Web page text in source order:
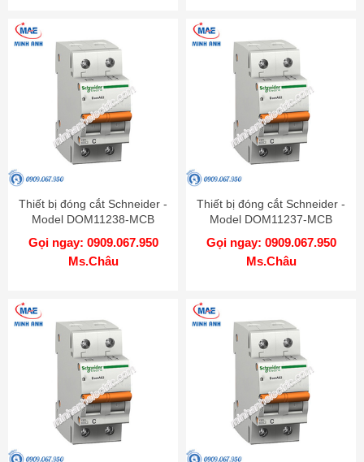
Thiết bị đóng cắt Schneider -
Model DOM11238-MCB
Gọi ngay: 0909.067.950
Ms.Châu
Thiết bị đóng cắt Schneider -
Model DOM11237-MCB
Gọi ngay: 0909.067.950
Ms.Châu